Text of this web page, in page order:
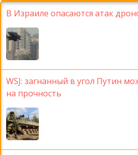
В Израиле опасаются атак
WSJ: загнанный в угол Путин
на прочность